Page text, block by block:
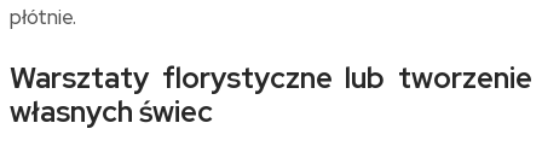
płótnie.
Warsztaty florystyczne lub tworzenie
własnych świec